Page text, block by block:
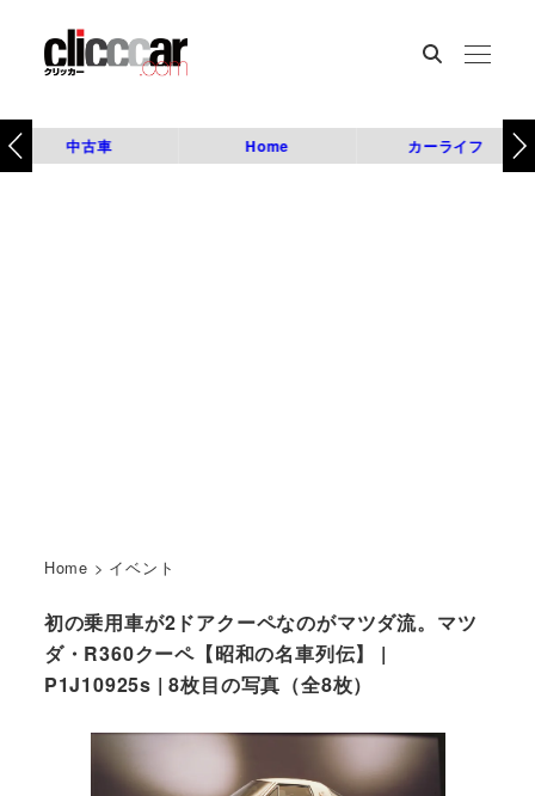
中古車 Home カーライフ
Home > イベント
初の乗用車が2ドアクーペなのがマツダ流。マツ
ダ・R360クーペ【昭和の名車列伝】 |
P1J10925s | 8枚目の写真（全8枚）